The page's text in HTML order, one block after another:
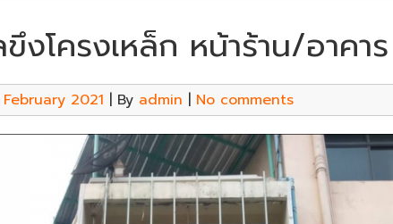
งโครงเหล็ก หน้าร้าน/อาคาร
2021 | By admin | No comments